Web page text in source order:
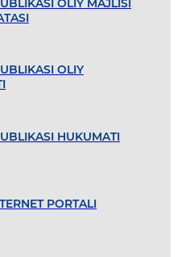
OLIY MAJLISI
OLIY
HUKUMATI
PORTALI